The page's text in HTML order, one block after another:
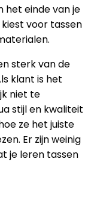
het einde van je
voor tassen
sterk van de
klant is het
niet te
stijl en kwaliteit
ze het juiste
Er zijn weinig
je leren tassen